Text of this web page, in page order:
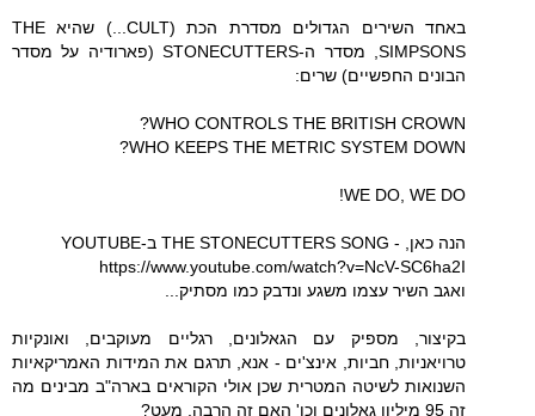
באחד השירים הגדולים מסדרת הכת (CULT...) שהיא THE
SIMPSONS, מסדר ה-STONECUTTERS (פארודיה על מסדר
הבונים החפשיים) שרים:
WHO CONTROLS THE BRITISH CROWN?
WHO KEEPS THE METRIC SYSTEM DOWN?
WE DO, WE DO!
הנה כאן, - THE STONECUTTERS SONG ב-YOUTUBE
https://www.youtube.com/watch?v=NcV-SC6ha2I
ואגב השיר עצמו משגע ונדבק כמו מסתיק...
בקיצור, מספיק עם הגאלונים, רגליים מעוקבים, ואונקיות
טרויאניות, חביות, אינצ'ים - אנא, תרגם את המידות האמריקאיות
השנואות לשיטה המטרית שכן אולי הקוראים בארה"ב מבינים מה
זה 95 מיליון גאלונים וכו' האם זה הרבה, מעט?